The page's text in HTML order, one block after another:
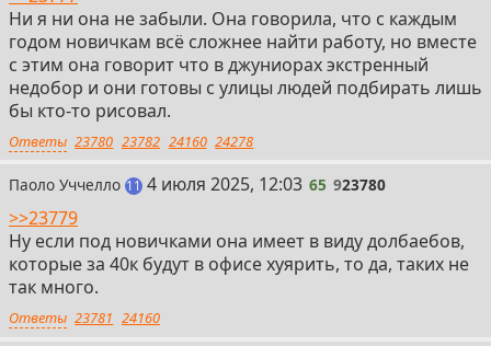
Ни я ни она не забыли. Она говорила, что с каждым
годом новичкам всё сложнее найти работу, но вместе
с этим она говорит что в джуниорах экстренный
недобор и они готовы с улицы людей подбирать лишь
бы кто-то рисовал.
Ответы 23780 23782 24160 24278
Паоло Уччелло 11постов
65
4 июля 2025, 12:03 65 923780
>>23779
Ну если под новичками она имеет в виду долбаебов,
которые за 40к будут в офисе хуярить, то да, таких не
так много.
Ответы 23781 24160